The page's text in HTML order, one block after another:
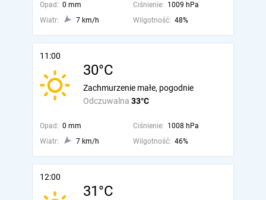
Opad: 0 mm Ciśnienie: 1009 hPa
Wiatr:
7 km/h Wilgotność: 48%
11:00
30°C
Odczuwalna 33°C
Zachmurzenie małe, pogodnie
Opad: 0 mm Ciśnienie: 1008 hPa
Wiatr:
7 km/h Wilgotność: 46%
12:00
31°C